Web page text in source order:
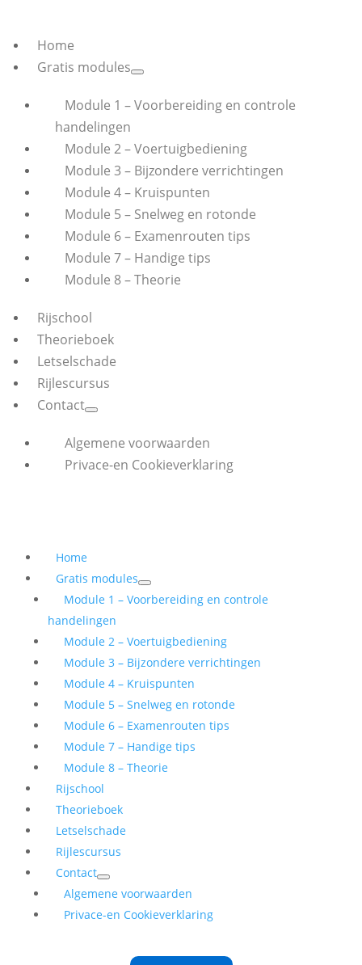
Home
Gratis modules
Module 1 – Voorbereiding en controle
handelingen
Module 2 – Voertuigbediening
Module 3 – Bijzondere verrichtingen
Module 4 – Kruispunten
Module 5 – Snelweg en rotonde
Module 6 – Examenrouten tips
Module 7 – Handige tips
Module 8 – Theorie
Rijschool
Theorieboek
Letselschade
Rijlescursus
Contact
Algemene voorwaarden
Privace-en Cookieverklaring
Home
Gratis modules
Module 1 – Voorbereiding en controle
handelingen
Module 2 – Voertuigbediening
Module 3 – Bijzondere verrichtingen
Module 4 – Kruispunten
Module 5 – Snelweg en rotonde
Module 6 – Examenrouten tips
Module 7 – Handige tips
Module 8 – Theorie
Rijschool
Theorieboek
Letselschade
Rijlescursus
Contact
Algemene voorwaarden
Privace-en Cookieverklaring